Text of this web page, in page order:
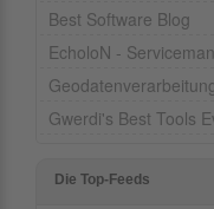
Best Software Blog
EcholoN -
Gwerdi's Best Tools
Die Top-Feeds